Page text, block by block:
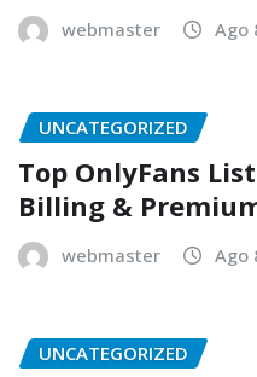
webmaster Ago
UNCATEGORIZED
Top OnlyFans
Billing &
webmaster Ago
UNCATEGORIZED